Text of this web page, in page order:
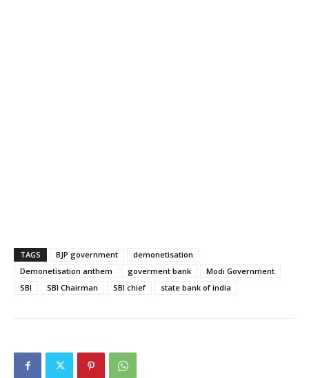
TAGS BJP government
demonetisation
Demonetisation anthem
goverment bank
Modi Government
SBI
SBI Chairman SBI chief state bank of india